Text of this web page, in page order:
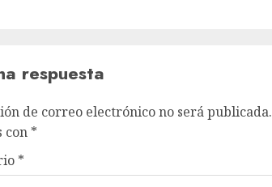
respuesta
de correo electrónico no será publicada.
con *
*